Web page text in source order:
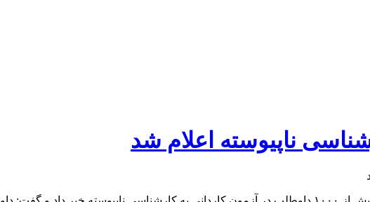
ناپیوسته اعلام شد